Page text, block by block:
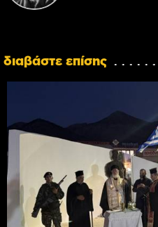
διαβάστε επίσης